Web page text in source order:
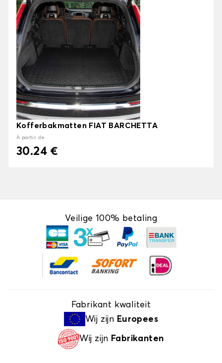
Kofferbakmatten FIAT BARCHETTA
À partir de
30.24 €
Veilige 100% betaling
Fabrikant kwaliteit
Wij zijn Europees
Wij zijn Fabrikanten